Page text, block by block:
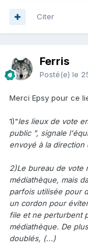
Citer
Ferris
Posté(e) le
Merci Epsy pour ce
1)"les lieux de vote
public ", signale
envoyé à la
2)Le bureau de vote
médiathèque, mais
parfois utilisée pour
un cordon pour
file et ne perturbent
médiathèque. De
doublés, (...)